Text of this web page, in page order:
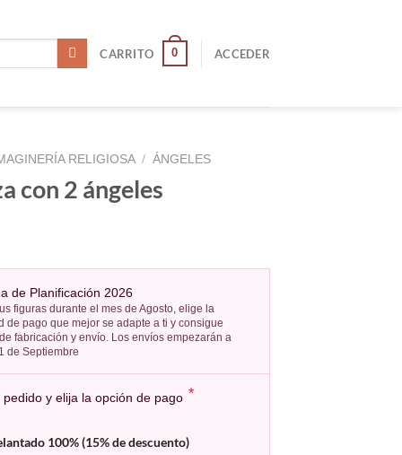
CARRITO 0 ACCEDER
RELIGIOSA / ÁNGELES
con 2 ángeles
de Planificación 2026
figuras durante el mes de Agosto, elige la
de pago que mejor se adapte a ti y consigue
fabricación y envío. Los envíos empezarán a
de Septiembre
pedido y elija la opción de pago *
100% (15% de descuento)